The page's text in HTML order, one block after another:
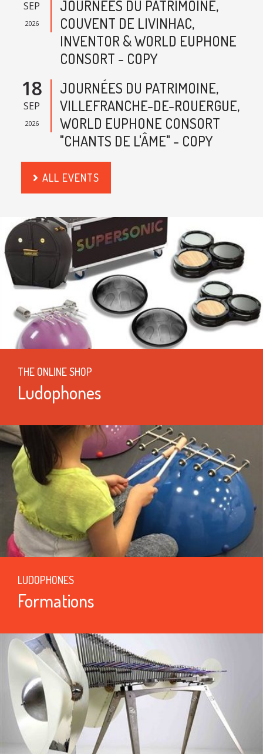
SEP
2026
JOURNÉES DU PATRIMOINE,
COUVENT DE LIVINHAC,
INVENTOR & WORLD EUPHONE
CONSORT - COPY
18
SEP
2026
JOURNÉES DU PATRIMOINE,
VILLEFRANCHE-DE-ROUERGUE,
WORLD EUPHONE CONSORT
"CHANTS DE L'ÂME" - COPY
ALL EVENTS
THE ONLINE SHOP
Ludophones
LUDOPHONES
Formations